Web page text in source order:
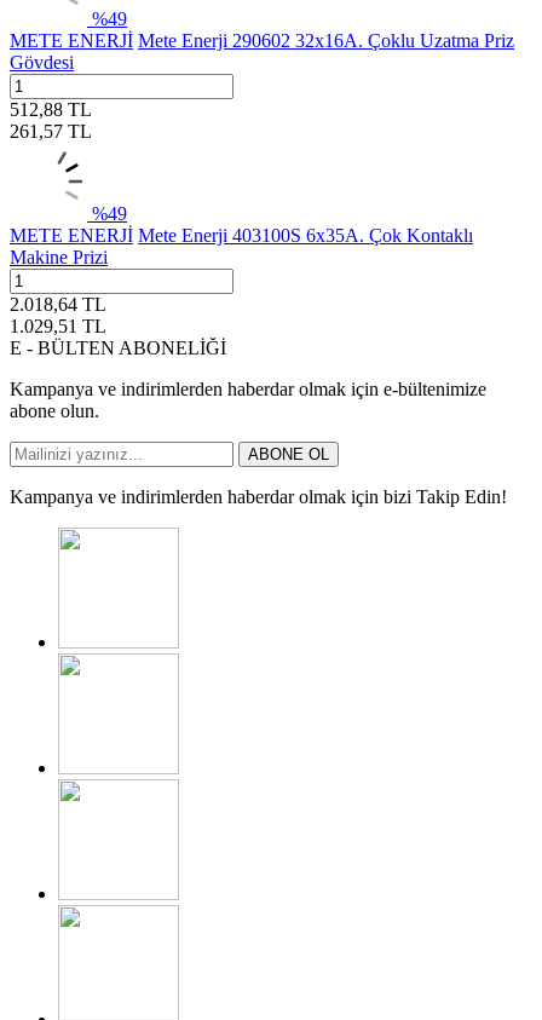
%49
METE ENERJİ Mete Enerji 290602 32x16A. Çoklu Uzatma Priz
Gövdesi
512,88 TL
261,57 TL
%49
METE ENERJİ Mete Enerji 403100S 6x35A. Çok Kontaklı
Makine Prizi
2.018,64 TL
1.029,51 TL
E - BÜLTEN ABONELİĞİ
Kampanya ve indirimlerden haberdar olmak için e-bültenimize
abone olun.
ABONE OL
Kampanya ve indirimlerden haberdar olmak için bizi Takip Edin!